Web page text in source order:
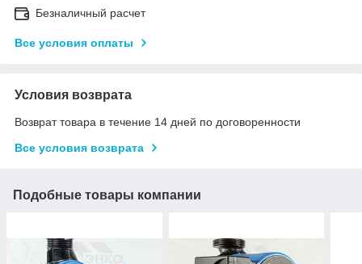
Безналичный расчет
Все условия оплаты
Условия возврата
Возврат товара в течение 14 дней по договоренности
Все условия возврата
Подобные товары компании